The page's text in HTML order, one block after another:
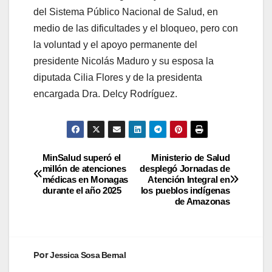
del Sistema Público Nacional de Salud, en
medio de las dificultades y el bloqueo, pero con
la voluntad y el apoyo permanente del
presidente Nicolás Maduro y su esposa la
diputada Cilia Flores y de la presidenta
encargada Dra. Delcy Rodríguez.
Ministerio de Salud
desplegó Jornadas de
Atención Integral en
los pueblos indígenas
de Amazonas
MinSalud superó el
millón de atenciones
médicas en Monagas
durante el año 2025
PorJessica Sosa Bernal